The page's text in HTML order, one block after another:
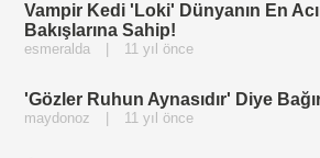
Vampir Kedi 'Loki' Dünyanın En
Bakışlarına Sahip!
esmeralda 11 yıl önce
'Gözler Ruhun Aynasıdır' Diye
maydonoz 11 yıl önce